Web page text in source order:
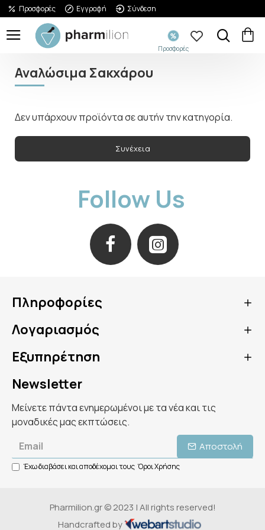
Προσφορές Εγγραφή Σύνδεση
Προσφορές
Αναλώσιμα Σακχάρου
Δεν υπάρχουν προϊόντα σε αυτήν την κατηγορία.
Συνέχεια
Follow Us
Πληροφορίες
Λογαριασμός
Εξυπηρέτηση
Newsletter
Μείνετε πάντα ενημερωμένοι με τα νέα και τις
μοναδικές μας εκπτώσεις.
Αποστολή
Έχω διαβάσει και αποδέχομαι τους Όροι Χρήσης
Pharmilion.gr © 2023 | All rights reserved!
Handcrafted by